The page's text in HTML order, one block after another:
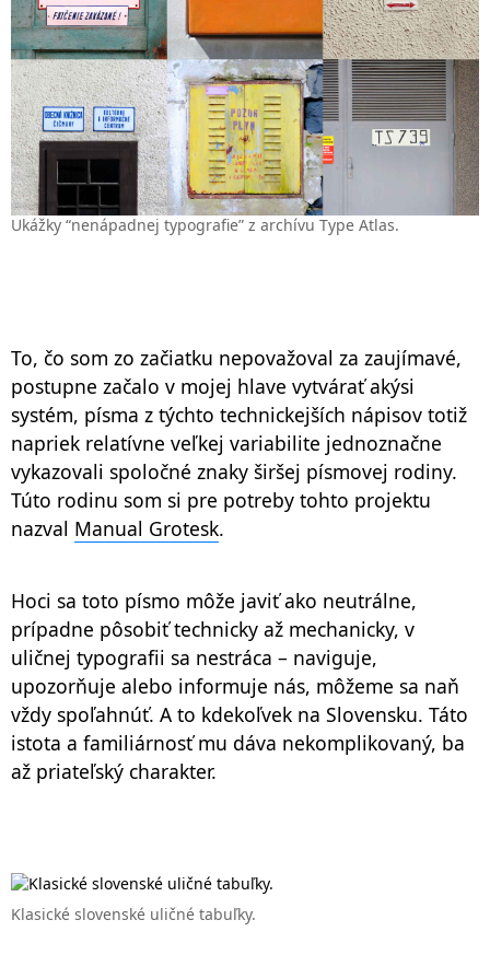
Ukážky “nenápadnej typografie” z archívu Type Atlas.
To, čo som zo začiatku nepovažoval za zaujímavé,
postupne začalo v mojej hlave vytvárať akýsi
systém, písma z týchto technickejších nápisov totiž
napriek relatívne veľkej variabilite jednoznačne
vykazovali spoločné znaky širšej písmovej rodiny.
Túto rodinu som si pre potreby tohto projektu
nazval Manual Grotesk.
Hoci sa toto písmo môže javiť ako neutrálne,
prípadne pôsobiť technicky až mechanicky, v
uličnej typografii sa nestráca – naviguje,
upozorňuje alebo informuje nás, môžeme sa naň
vždy spoľahnúť. A to kdekoľvek na Slovensku. Táto
istota a familiárnosť mu dáva nekomplikovaný, ba
až priateľský charakter.
Klasické slovenské uličné tabuľky.